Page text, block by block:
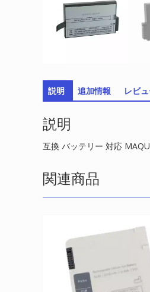
説明 追加情報 レビ
説明
互換 バッテリー 対応
関連商品